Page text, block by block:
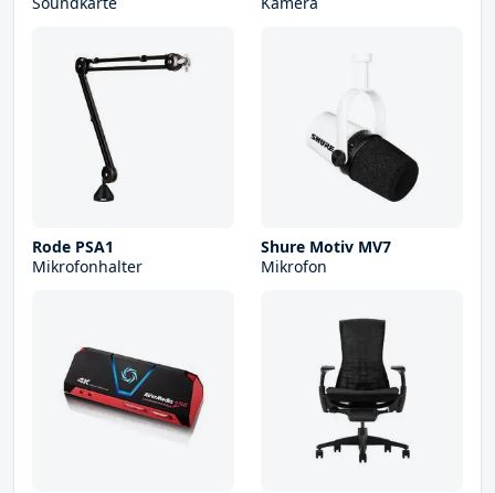
Rode PSA1
Mikrofonhalter
Shure Motiv MV7
Mikrofon